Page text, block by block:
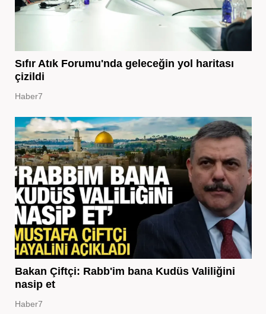
Sıfır Atık Forumu'nda geleceğin yol haritası
çizildi
Haber7
Bakan Çiftçi: Rabb'im bana Kudüs Valiliğini
nasip et
Haber7